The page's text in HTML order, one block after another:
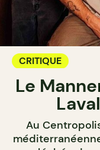
CRITIQUE
Le
Au